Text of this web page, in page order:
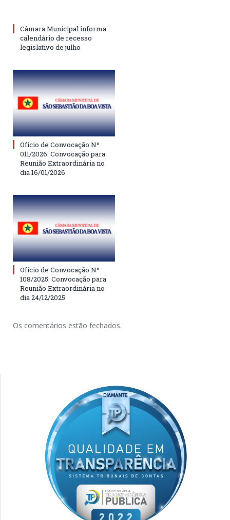
Câmara Municipal informa
calendário de recesso
legislativo de julho
Ofício de Convocação Nº
011/2026: Convocação para
Reunião Extraordinária no
dia 16/01/2026
Ofício de Convocação Nº
108/2025: Convocação para
Reunião Extraordinária no
dia 24/12/2025
Os comentários estão fechados.